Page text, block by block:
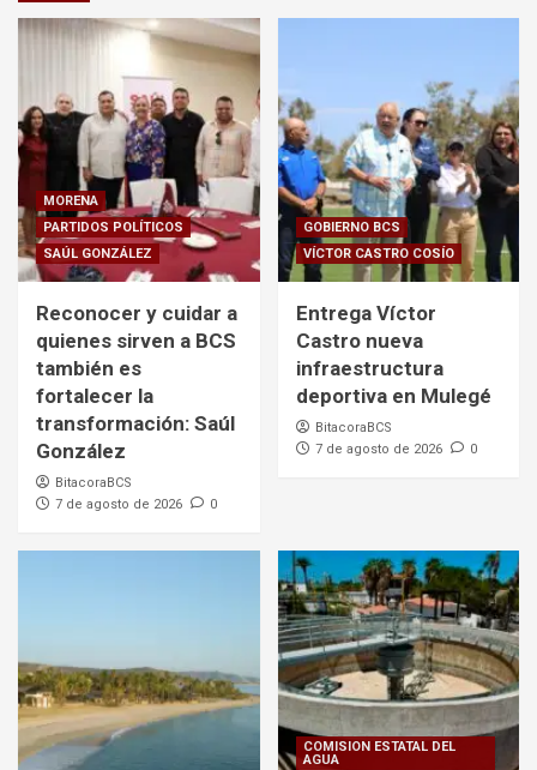
MORENA
PARTIDOS POLÍTICOS
SAÚL GONZÁLEZ
Reconocer y cuidar a
quienes sirven a BCS
también es
fortalecer la
transformación: Saúl
González
BitacoraBCS
7 de agosto de 2026
0
GOBIERNO BCS
VÍCTOR CASTRO COSÍO
Entrega Víctor
Castro nueva
infraestructura
deportiva en Mulegé
BitacoraBCS
7 de agosto de 2026
0
COMISION ESTATAL DEL
AGUA